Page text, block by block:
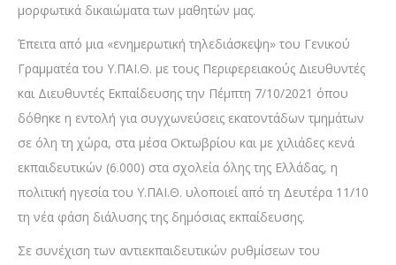
μορφωτικά δικαιώματα των μαθητών μας.
Έπειτα από μια «ενημερωτική τηλεδιάσκεψη» του Γενικού
Γραμματέα του Υ.ΠΑΙ.Θ. με τους Περιφερειακούς Διευθυντές
και Διευθυντές Εκπαίδευσης την Πέμπτη 7/10/2021 όπου
δόθηκε η εντολή για συγχωνεύσεις εκατοντάδων τμημάτων
σε όλη τη χώρα, στα μέσα Οκτωβρίου και με χιλιάδες κενά
εκπαιδευτικών (6.000) στα σχολεία όλης της Ελλάδας, η
πολιτική ηγεσία του Υ.ΠΑΙ.Θ. υλοποιεί από τη Δευτέρα 11/10
τη νέα φάση διάλυσης της δημόσιας εκπαίδευσης.
Σε συνέχιση των αντιεκπαιδευτικών ρυθμίσεων του